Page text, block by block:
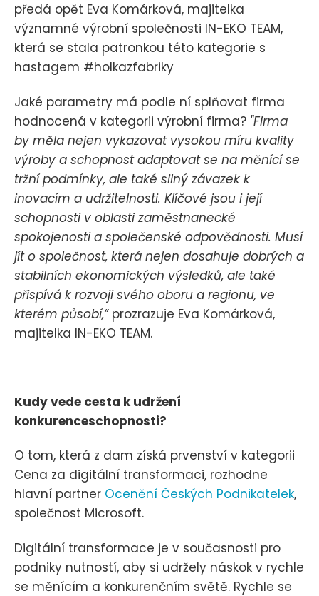
předá opět Eva Komárková, majitelka
významné výrobní společnosti IN-EKO TEAM,
která se stala patronkou této kategorie s
hastagem #holkazfabriky
Jaké parametry má podle ní splňovat firma
hodnocená v kategorii výrobní firma? "Firma
by měla nejen vykazovat vysokou míru kvality
výroby a schopnost adaptovat se na měnící se
tržní podmínky, ale také silný závazek k
inovacím a udržitelnosti. Klíčové jsou i její
schopnosti v oblasti zaměstnanecké
spokojenosti a společenské odpovědnosti. Musí
jít o společnost, která nejen dosahuje dobrých a
stabilních ekonomických výsledků, ale také
přispívá k rozvoji svého oboru a regionu, ve
kterém působí,“ prozrazuje Eva Komárková,
majitelka IN-EKO TEAM.
Kudy vede cesta k udržení
konkurenceschopnosti?
O tom, která z dam získá prvenství v kategorii
Cena za digitální transformaci, rozhodne
hlavní partner Ocenění Českých Podnikatelek,
společnost Microsoft.
Digitální transformace je v současnosti pro
podniky nutností, aby si udržely náskok v rychle
se měnícím a konkurenčním světě. Rychle se